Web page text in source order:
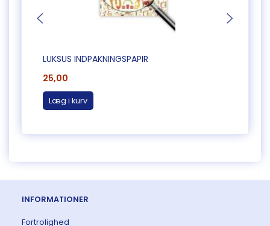
LUKSUS INDPAKNINGSPAPIR
25,00
Læg i kurv
INFORMATIONER
Fortrolighed